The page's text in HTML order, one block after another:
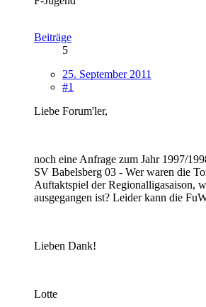
Beiträge
5
25. September 2011
#1
Liebe Forum'ler,
noch eine Anfrage zum Jahr 1997/
SV Babelsberg 03 - Wer waren die
Auftaktspiel der Regionalligasaison,
ausgegangen ist? Leider kann die
Lieben Dank!
Lotte